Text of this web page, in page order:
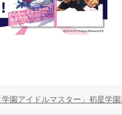
学園アイドルマスター」初星学